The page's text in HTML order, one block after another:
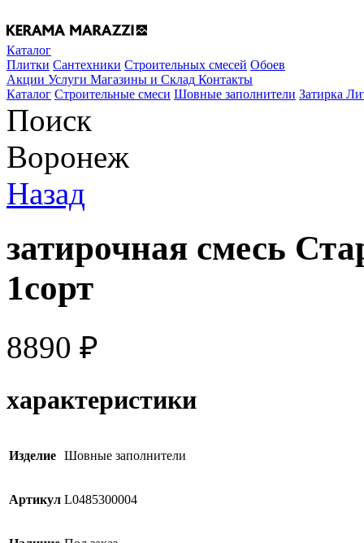
Каталог
Плитки Сантехники Строительных смесей Обоев
Акции Услуги Магазины и Склад Контакты
Каталог Строительные смеси Шовные заполнители Затирка
Поиск
Воронеж
Назад
затирочная смесь
1сорт
8890 ₽
характеристики
Изделие Шовные заполнители
Артикул L0485300004